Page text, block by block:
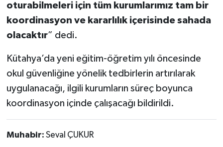
oturabilmeleri için tüm kurumlarımız tam bir
koordinasyon ve kararlılık içerisinde sahada
olacaktır” dedi.
Kütahya’da yeni eğitim-öğretim yılı öncesinde
okul güvenliğine yönelik tedbirlerin artırılarak
uygulanacağı, ilgili kurumların süreç boyunca
koordinasyon içinde çalışacağı bildirildi.
Muhabir: Seval ÇUKUR